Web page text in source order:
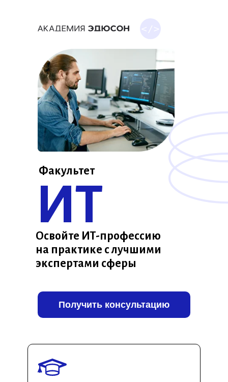
ИТ
Факультет
Освойте ИТ-профессию
на практике с лучшими
экспертами сферы
Получить консультацию